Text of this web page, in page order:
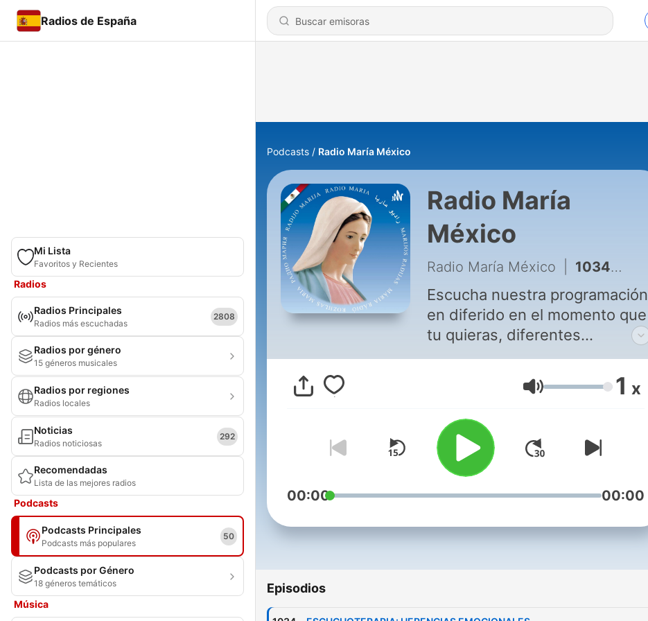
Radios de España
Mi Lista
Favoritos y Recientes
Radios
Radios Principales
Radios más escuchadas
2808
Radios por género
15 géneros musicales
Radios por regiones
Radios locales
Noticias
Radios noticiosas
292
Recomendadas
Lista de las mejores radios
Podcasts
Podcasts Principales
Podcasts más populares
50
Podcasts por Género
18 géneros temáticos
Música
Podcasts Radio María México
Radio María
México
Radio María México 1034 - ESCUCHOTERAPIA: HERENCIAS EMOCIONALES
Escucha nuestra programación
en diferido en el momento que
tu quieras, diferentes
programas, con contenido de
valores y culturales
Volumen 1 x
00:00 00:00
Episodios